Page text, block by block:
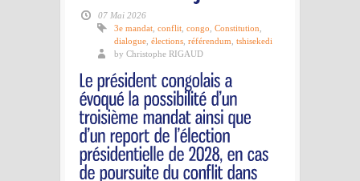
07 Mai 2026
3e mandat conflit congo Constitution
dialogue élections référendum tshisekedi
by Christophe RIGAUD